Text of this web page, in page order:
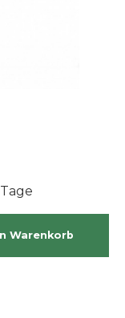
Warenkorb